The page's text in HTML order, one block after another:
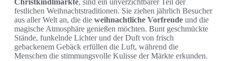
Christkindlmärkte, sind ein unverzichtbarer Teil der
festlichen Weihnachtstraditionen. Sie ziehen jährlich Besucher
aus aller Welt an, die die weihnachtliche Vorfreude und die
magische Atmosphäre genießen möchten. Bunt geschmückte
Stände, funkelnde Lichter und der Duft von frisch
gebackenem Gebäck erfüllen die Luft, während die
Menschen die stimmungsvolle Kulisse der Märkte erkunden.